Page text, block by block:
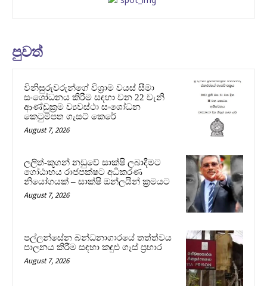
පුවත්
විනිසුරුවරුන්ගේ විශ්‍රාම වයස් සීමා
සංශෝධනය කිරීම සඳහා වන 22 වැනි
ආණ්ඩුක්‍රම ව්‍යවස්ථා සංශෝධන
කෙටුම්පත ගැසට් කෙරේ
August 7, 2026
ලලිත්-කූගන් නඩුවේ සාක්ෂි ලබාදීමට
ගෝඨාභය රාජපක්ෂට අධිකරණ
නියෝගයක් – සාක්ෂි ඔන්ලයින් ක්‍රමයට
August 7, 2026
පල්ලන්සේන බන්ධනාගාරයේ තත්ත්වය
පාලනය කිරීම සඳහා කඳුළු ගෑස් ප්‍රහාර
August 7, 2026